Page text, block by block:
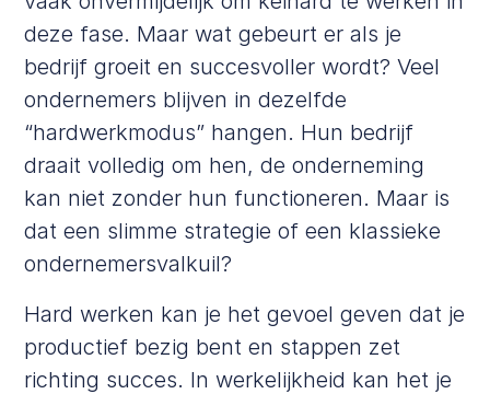
deze fase. Maar wat gebeurt er als je
bedrijf groeit en succesvoller wordt? Veel
ondernemers blijven in dezelfde
“hardwerkmodus” hangen. Hun bedrijf
draait volledig om hen, de onderneming
kan niet zonder hun functioneren. Maar is
dat een slimme strategie of een klassieke
ondernemersvalkuil?
Hard werken kan je het gevoel geven dat je
productief bezig bent en stappen zet
richting succes. In werkelijkheid kan het je